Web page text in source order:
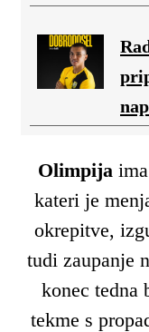
Olimpija
kateri je
okrepitve,
tudi zaupanje
konec tedna
tekme s